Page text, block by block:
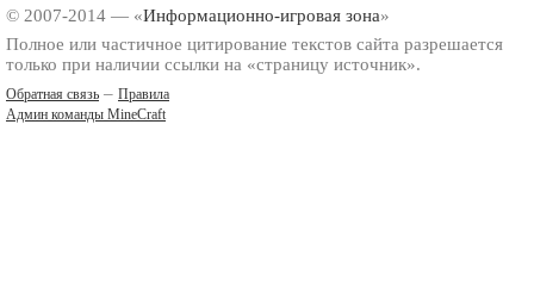
© 2007-2014 — «Информационно-игровая зона»
Полное или частичное цитирование текстов сайта разрешается
только при наличии ссылки на «страницу источник».
Обратная связь – Правила
Админ команды MineCraft